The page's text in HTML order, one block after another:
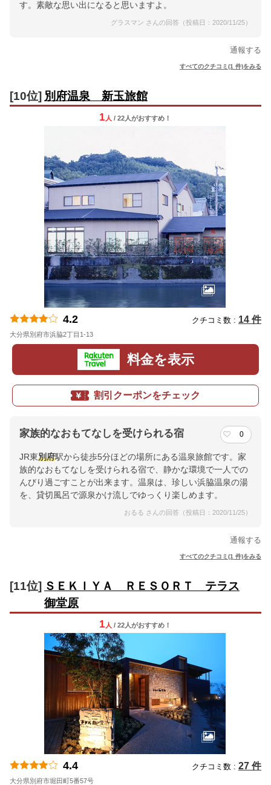
す。素敵な思い出になると思いますよ。
グラスマン さんの回答（投稿日：2020/11/25）
通報する
すべてのクチコミ(1 件)をみる
[10位] 別府温泉 新玉旅館
1 人 / 22人がおすすめ！
4.2 クチコミ数 : 14 件
大分県別府市浜脇2丁目1-13
料金を表示
割引クーポンをチェック
家族的なおもてなしを受けられる宿 0
JR東別府駅から徒歩5分ほどの場所にある温泉旅館です。家
族的なおもてなしを受けられる宿で、静かな環境で一人での
んびり過ごすことが出来ます。温泉は、珍しい浜脇温泉の湯
を、貸切風呂で源泉かけ流しでゆっくり楽しめます。
おるる さんの回答（投稿日：2020/11/25）
通報する
すべてのクチコミ(1 件)をみる
[11位] ＳＥＫＩＹＡ ＲＥＳＯＲＴ テラス
御堂原
1 人 / 22人がおすすめ！
4.4 クチコミ数 : 27 件
大分県別府市堀田町5番57号